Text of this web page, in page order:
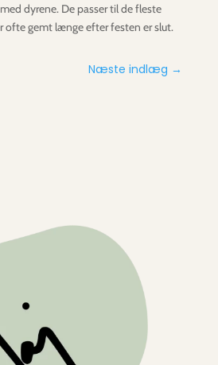
dyrene. De passer til de fleste
ofte gemt længe efter festen er slut.
Næste indlæg →